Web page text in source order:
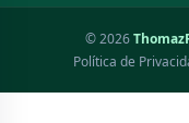
© 2026
Política de